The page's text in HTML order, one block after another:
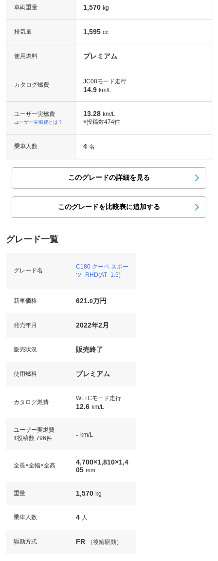
車両重量 1,570 kg
排気量 1,595 cc
使用燃料 プレミアム
カタログ燃費 JC08モード走行
14.9 km/L
ユーザー実燃費
ユーザー実燃費とは？
13.28 km/L
※投稿数474件
乗車人数 4 名
このグレードの詳細を見る
このグレードを比較表に追加する
グレード一覧
グレード名
C180 クーペ スポー
ツ_RHD(AT_1.5)
新車価格 621.0万円
発売年月 2022年2月
販売状況 販売終了
使用燃料 プレミアム
カタログ燃費
WLTCモード走行
12.6 km/L
ユーザー実燃費
※投稿数 796件
- km/L
全長×全幅×全高
4,700×1,810×1,4
05 mm
重量 1,570 kg
乗車人数 4 人
駆動方式 FR （後輪駆動）